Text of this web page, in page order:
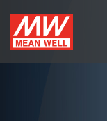
MEAN
WELL